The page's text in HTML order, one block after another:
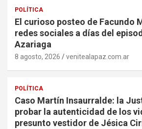
POLÍTICA
El curioso posteo de Facundo
redes sociales a días del
Azariaga
8 agosto, 2026 venitealapaz.com.ar
POLÍTICA
Caso Martín Insaurralde: la
probar la autenticidad de los
presunto vestidor de Jésica